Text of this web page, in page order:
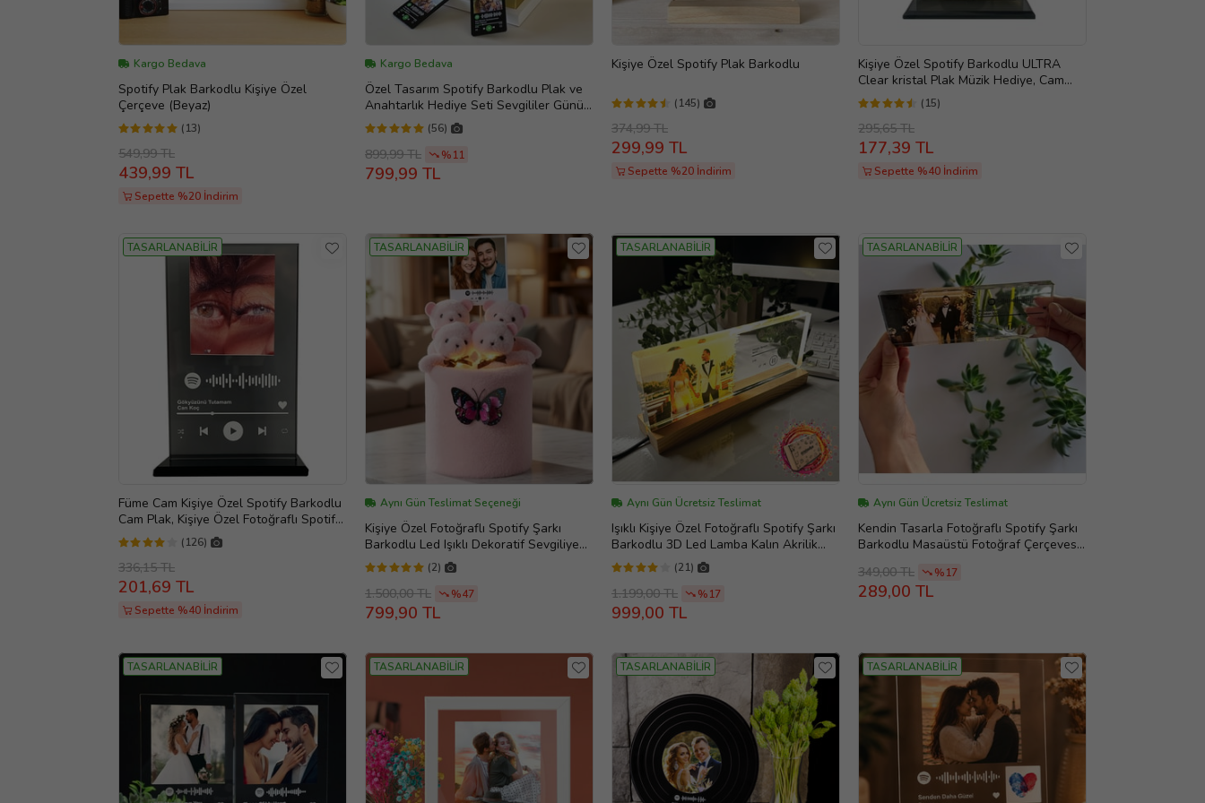
Kargo Bedava
Spotify Plak Barkodlu Kişiye Özel
Çerçeve (Beyaz)
(13)
549,99 TL
439,99 TL
Sepette %20 İndirim
Kargo Bedava
Özel Tasarım Spotify Barkodlu Plak ve
Anahtarlık Hediye Seti Sevgililer Günü
için!
(56)
899,99 TL %11
799,99 TL
Kişiye Özel Spotify Plak Barkodlu
(145)
374,99 TL
299,99 TL
Sepette %20 İndirim
Kişiye Özel Spotify Barkodlu ULTRA
Clear kristal Plak Müzik Hediye, Cam
Plak, Müzik Plağı, Spotify Barkodu
(15)
295,65 TL
177,39 TL
Sepette %40 İndirim
TASARLANABİLİR
Füme Cam Kişiye Özel Spotify Barkodlu
Cam Plak, Kişiye Özel Fotoğraflı Spotify
Şarkı Barkodlu Masaüstü Plak (Siyah)
(126)
336,15 TL
201,69 TL
Sepette %40 İndirim
TASARLANABİLİR
Aynı Gün Teslimat Seçeneği
Kişiye Özel Fotoğraflı Spotify Şarkı
Barkodlu Led Işıklı Dekoratif Sevgiliye
Arkadaşa Hediye Kutusu Gece Lambası
(2)
1.500,00 TL %47
799,90 TL
TASARLANABİLİR
Aynı Gün Ücretsiz Teslimat
Işıklı Kişiye Özel Fotoğraflı Spotify Şarkı
Barkodlu 3D Led Lamba Kalın Akrilik
Masaüstü Plak Gece Lambası Fotoğraf
Çerçevesi Plaket
(21)
1.199,00 TL %17
999,00 TL
TASARLANABİLİR
Aynı Gün Ücretsiz Teslimat
Kendin Tasarla Fotoğraflı Spotify Şarkı
Barkodlu Masaüstü Fotoğraf Çerçevesi
349,00 TL %17
289,00 TL
TASARLANABİLİR TASARLANABİLİR TASARLANABİLİR TASARLANABİLİR